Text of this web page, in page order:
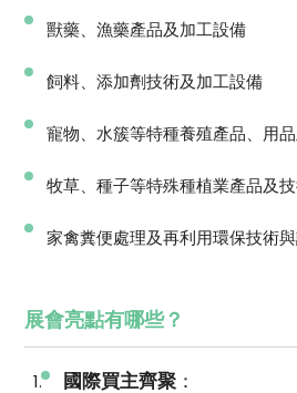
獸藥、漁藥產品及加工設備
飼料、添加劑技術及加工設備
寵物、水簇等特種養殖產品、用品
牧草、種子等特殊種植業產品及技
家禽糞便處理及再利用環保技術
展會亮點有哪些？
國際買主齊聚 ：